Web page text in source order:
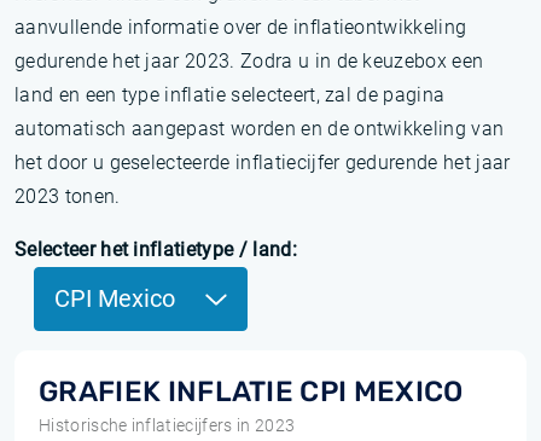
aanvullende informatie over de inflatieontwikkeling
gedurende het jaar 2023. Zodra u in de keuzebox een
land en een type inflatie selecteert, zal de pagina
automatisch aangepast worden en de ontwikkeling van
het door u geselecteerde inflatiecijfer gedurende het jaar
2023 tonen.
Selecteer het inflatietype / land:
CPI Mexico
GRAFIEK INFLATIE CPI MEXICO
Historische inflatiecijfers in 2023